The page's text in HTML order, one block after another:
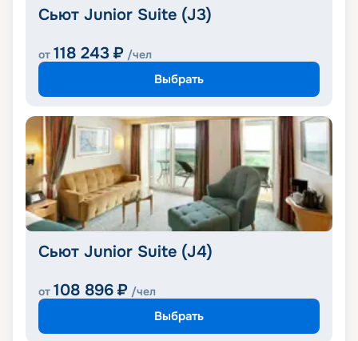
Сьют Junior Suite (J3)
от 118 243 ₽ /чел
Выбрать
Сьют Junior Suite (J4)
от 108 896 ₽ /чел
Выбрать